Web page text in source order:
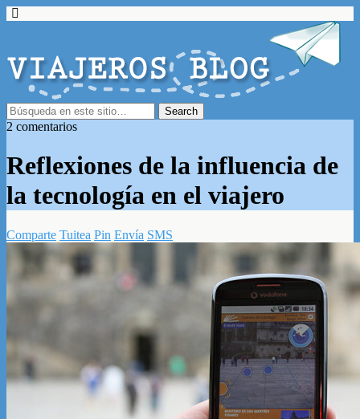
2 comentarios
Reflexiones de la influencia de
la tecnología en el viajero
Comparte Tuitea Pin Envía SMS